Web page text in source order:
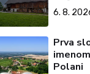
6. 8.
Prva
Polani